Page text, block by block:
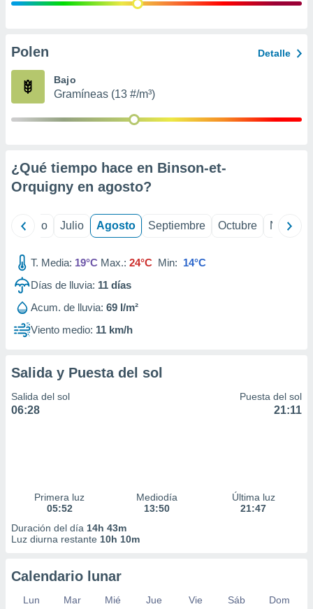
e
publicidad
Polen Detalle
Bajo
Gramíneas (13 #/m³)
¿Qué tiempo hace en Binson-et-
Orquigny en agosto?
Junio Julio Agosto Septiembre Octubre
T. Media: 19°C Max.: 24°C Min: 14°C
Días de lluvia: 11 días
Acum. de lluvia: 69 l/m²
Viento medio: 11 km/h
Salida y Puesta del sol
Salida del sol
06:28
Puesta del sol
21:11
Primera luz
05:52
Mediodía
13:50
Última luz
21:47
Duración del día 14h 43m
Luz diurna restante 10h 10m
Calendario lunar
Lun Mar Mié Jue Vie Sáb
Dom